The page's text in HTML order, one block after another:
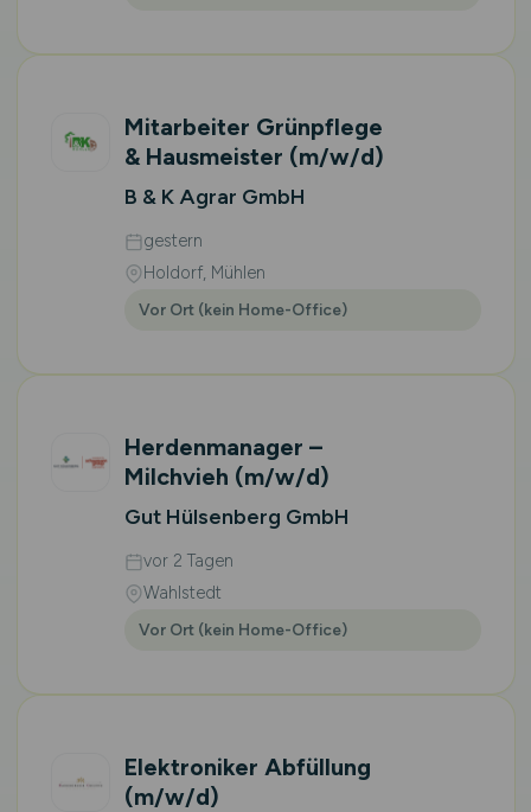
Mitarbeiter Grünpflege
& Hausmeister (m/w/d)
B & K Agrar GmbH
gestern
Holdorf, Mühlen
Vor Ort (kein Home-Office)
Herdenmanager –
Milchvieh (m/w/d)
Gut Hülsenberg GmbH
vor 2 Tagen
Wahlstedt
Vor Ort (kein Home-Office)
Elektroniker Abfüllung
(m/w/d)